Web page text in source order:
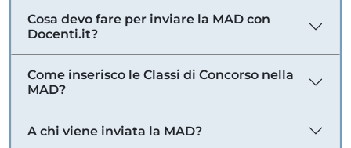
Cosa devo fare per inviare la MAD con
Docenti.it?
Come inserisco le Classi di Concorso nella
MAD?
A chi viene inviata la MAD?